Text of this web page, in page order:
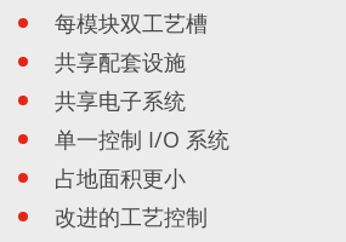
每模块双工艺槽
共享配套设施
共享电子系统
单一控制 I/O 系统
占地面积更小
改进的工艺控制